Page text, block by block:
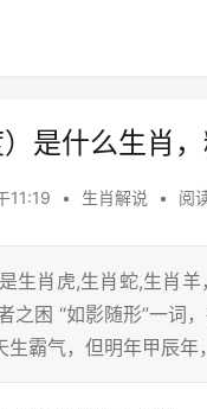
是什么生肖
11:19 • 生肖解说 • 阅
生肖虎,生肖蛇,生肖
之困 “如影随形”一词
生霸气，但明年甲辰年